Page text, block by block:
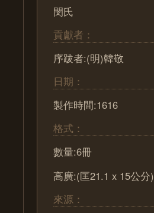
閔氏
貢獻者：
序跋者:(明)韓敬
日期：
製作時間:1616
格式：
數量:6冊
高廣:(匡21.1 x 15公分)
來源：